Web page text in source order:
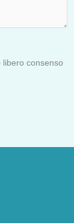
libero consenso